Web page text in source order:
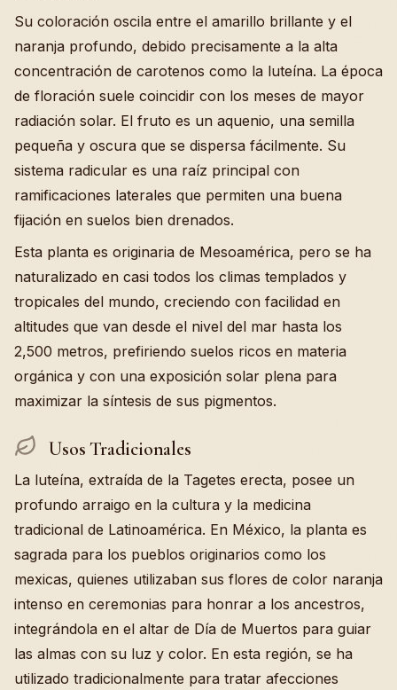
Su coloración oscila entre el amarillo brillante y el
naranja profundo, debido precisamente a la alta
concentración de carotenos como la luteína. La época
de floración suele coincidir con los meses de mayor
radiación solar. El fruto es un aquenio, una semilla
pequeña y oscura que se dispersa fácilmente. Su
sistema radicular es una raíz principal con
ramificaciones laterales que permiten una buena
fijación en suelos bien drenados.
Esta planta es originaria de Mesoamérica, pero se ha
naturalizado en casi todos los climas templados y
tropicales del mundo, creciendo con facilidad en
altitudes que van desde el nivel del mar hasta los
2,500 metros, prefiriendo suelos ricos en materia
orgánica y con una exposición solar plena para
maximizar la síntesis de sus pigmentos.
Usos Tradicionales
La luteína, extraída de la Tagetes erecta, posee un
profundo arraigo en la cultura y la medicina
tradicional de Latinoamérica. En México, la planta es
sagrada para los pueblos originarios como los
mexicas, quienes utilizaban sus flores de color naranja
intenso en ceremonias para honrar a los ancestros,
integrándola en el altar de Día de Muertos para guiar
las almas con su luz y color. En esta región, se ha
utilizado tradicionalmente para tratar afecciones